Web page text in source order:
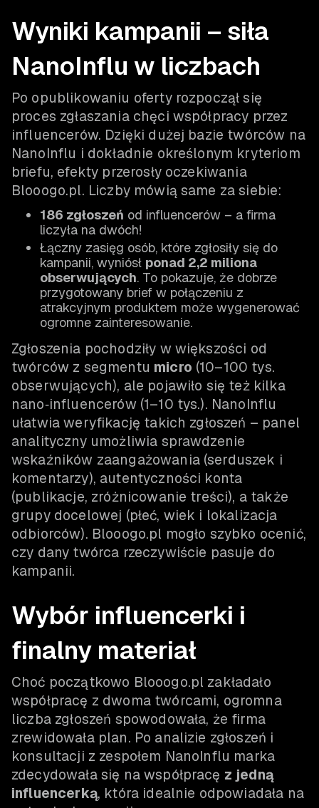
Wyniki kampanii – siła
NanoInflu w liczbach
Po opublikowaniu oferty rozpoczął się
proces zgłaszania chęci współpracy przez
influencerów. Dzięki dużej bazie twórców na
NanoInflu i dokładnie określonym kryteriom
briefu, efekty przerosły oczekiwania
Blooogo.pl. Liczby mówią same za siebie:
186 zgłoszeń od influencerów – a firma
liczyła na dwóch!
Łączny zasięg osób, które zgłosiły się do
kampanii, wyniósł ponad 2,2 miliona
obserwujących. To pokazuje, że dobrze
przygotowany brief w połączeniu z
atrakcyjnym produktem może wygenerować
ogromne zainteresowanie.
Zgłoszenia pochodziły w większości od
twórców z segmentu micro (10–100 tys.
obserwujących), ale pojawiło się też kilka
nano‑influencerów (1–10 tys.). NanoInflu
ułatwia weryfikację takich zgłoszeń – panel
analityczny umożliwia sprawdzenie
wskaźników zaangażowania (serduszek i
komentarzy), autentyczności konta
(publikacje, zróżnicowanie treści), a także
grupy docelowej (płeć, wiek i lokalizacja
odbiorców). Blooogo.pl mogło szybko ocenić,
czy dany twórca rzeczywiście pasuje do
kampanii.
Wybór influencerki i
finalny materiał
Choć początkowo Blooogo.pl zakładało
współpracę z dwoma twórcami, ogromna
liczba zgłoszeń spowodowała, że firma
zrewidowała plan. Po analizie zgłoszeń i
konsultacji z zespołem NanoInflu marka
zdecydowała się na współpracę z jedną
influencerką, która idealnie odpowiadała na